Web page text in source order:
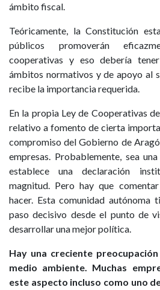
ámbito fiscal.
Teóricamente, la Constitución
públicos promoverán
cooperativas y eso debería
ámbitos normativos y de apoyo al
recibe la importancia requerida.
En la propia Ley de Cooperativas
relativo a fomento de cierta
compromiso del Gobierno de
empresas. Probablemente, sea
establece una declaración
magnitud. Pero hay que
hacer. Esta comunidad autónoma
paso decisivo desde el punto de
desarrollar una mejor política.
Hay una creciente
medio ambiente. Muchas
este aspecto incluso como uno